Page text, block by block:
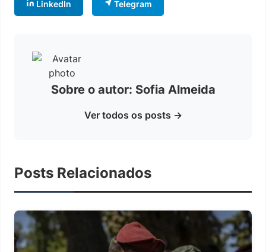
LinkedIn Telegram
Sobre o autor: Sofia Almeida
Ver todos os posts →
Posts Relacionados